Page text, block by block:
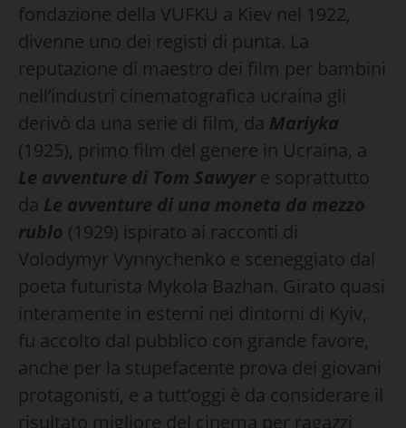
fondazione della VUFKU a Kiev nel 1922,
divenne uno dei registi di punta. La
reputazione di maestro dei film per bambini
nell’industri cinematografica ucraina gli
derivò da una serie di film, da Mariyka
(1925), primo film del genere in Ucraina, a
Le avventure di Tom Sawyere soprattutto
da Le avventure di una moneta da mezzo
rublo (1929) ispirato ai racconti di
Volodymyr Vynnychenko e sceneggiato dal
poeta futurista Mykola Bazhan. Girato quasi
interamente in esterni nei dintorni di Kyiv,
fu accolto dal pubblico con grande favore,
anche per la stupefacente prova dei giovani
protagonisti, e a tutt’oggi è da considerare il
risultato migliore del cinema per ragazzi